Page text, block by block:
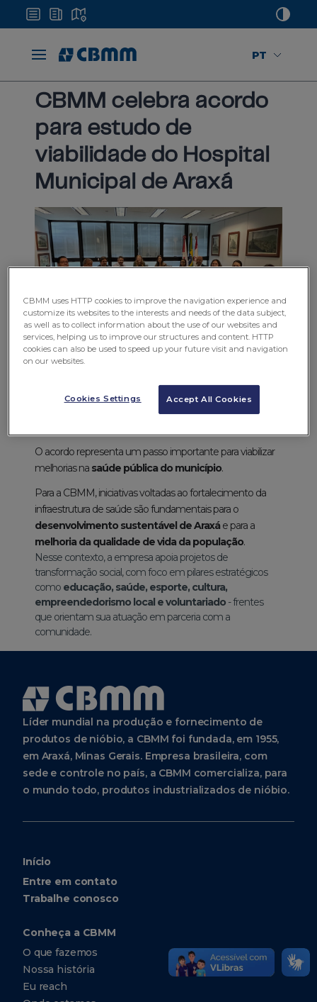
PT
CBMM celebra acordo
para estudo de
viabilidade do Hospital
Municipal de Araxá
ACBMM, líder na produção e comercialização de
de cooperação técnica com aCODEMIG(Companhia
de Desenvolvimento Econômico de Minas Gerais) e com
Prefeitura Municipal de Araxá, para oestudo de
O acordo representa um passo importante para viabilizar
melhorias na saúde pública do município.
Para a CBMM, iniciativas voltadas ao fortalecimento da
infraestrutura de saúde são fundamentais para o
desenvolvimento sustentável de Araxáe para a
melhoria da qualidade de vida da população.
Nesse contexto, a empresa apoia projetos de
transformação social, com foco em pilares estratégicos
como educação, saúde, esporte, cultura,
empreendedorismo local e voluntariado - frentes
que orientam sua atuação em parceria com a
comunidade.
Líder mundial na produção e fornecimento de
produtos de nióbio, a CBMM foi fundada, em 1955,
em Araxá, Minas Gerais. Empresa brasileira, com
sede e controle no país, a CBMM comercializa, para
o mundo todo, produtos industrializados de nióbio.
Início
Entre em contato
Trabalhe conosco
Conheça a CBMM
O que fazemos
Nossa história
Eu reach
CBMM uses HTTP cookies to improve the navigation experience and
customize its websites to the interests and needs of the data subject,
as well as to collect information about the use of our websites and
services, helping us to improve our structures and content. HTTP
cookies can also be used to speed up your future visit and navigation
on our websites.
Accept All Cookies
Cookies Settings